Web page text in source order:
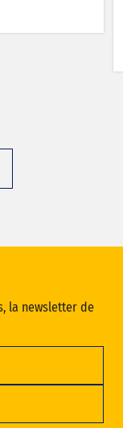
la newsletter de